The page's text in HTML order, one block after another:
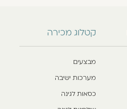
קטלוג מכירה
מבצעים
מערכות ישיבה
כסאות לגינה